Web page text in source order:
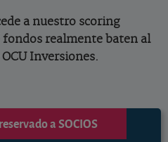
a nuestro scoring
fondos realmente baten al
Inversiones.
a SOCIOS